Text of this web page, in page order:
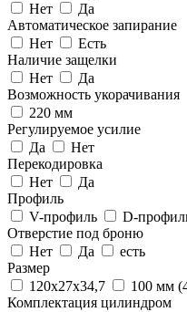
Нет
Да
Автоматическое запирание
Нет
Есть
Наличие защелки
Нет
Да
Возможность укорачивания
220 мм
Регулируемое усилие
Да
Нет
Перекодировка
Нет
Да
Профиль
V-профиль
D-
Отверстие под броню
Нет
Да
есть
Размер
120x27x34,7
100 мм
Комплектация цилиндром